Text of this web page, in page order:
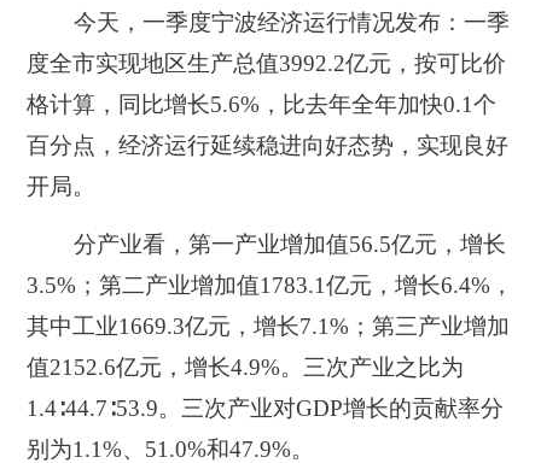
今天，一季度宁波经济运行情况发布：一季
度全市实现地区生产总值3992.2亿元，按可比价
格计算，同比增长5.6%，比去年全年加快0.1个
百分点，经济运行延续稳进向好态势，实现良好
开局。
分产业看，第一产业增加值56.5亿元，增长
3.5%；第二产业增加值1783.1亿元，增长6.4%，
其中工业1669.3亿元，增长7.1%；第三产业增加
值2152.6亿元，增长4.9%。三次产业之比为
1.4∶44.7∶53.9。三次产业对GDP增长的贡献率分
别为1.1%、51.0%和47.9%。